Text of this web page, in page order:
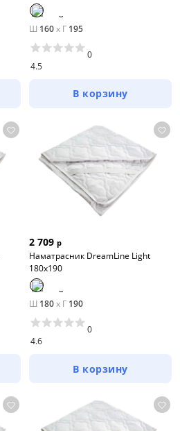
Ш 160x Г 195
4.5
0
В корзину
2 709 р
Наматрасник DreamLine Light
180х190
Ш 180x Г 190
4.6
0
В корзину